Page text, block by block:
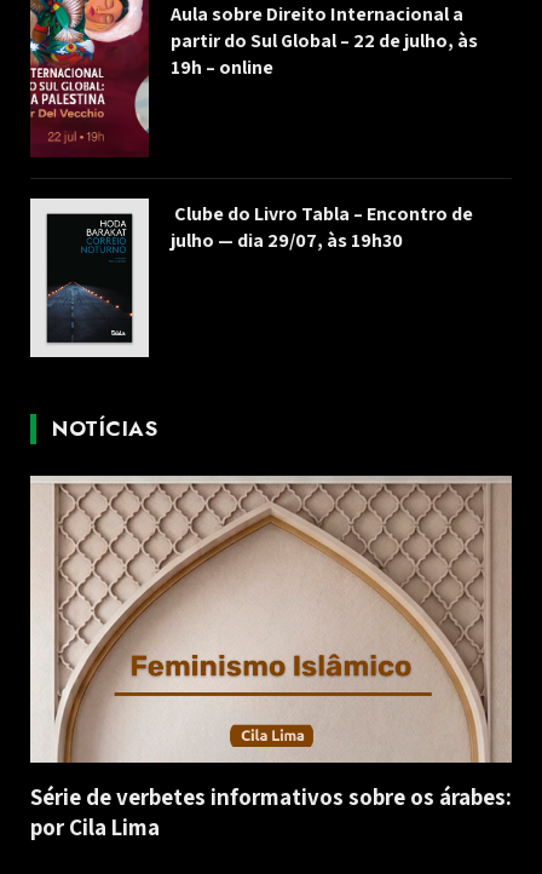
Aula sobre Direito Internacional a
partir do Sul Global – 22 de julho, às
19h – online
Clube do Livro Tabla – Encontro de
julho — dia 29/07, às 19h30
NOTÍCIAS
Série de verbetes informativos sobre os árabes:
por Cila Lima